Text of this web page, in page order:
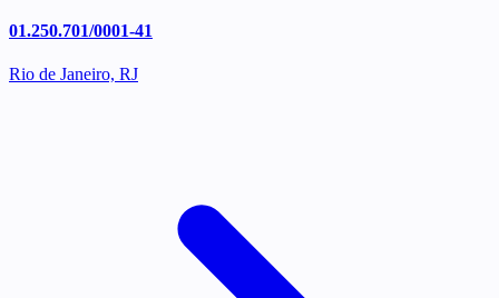
01.250.701/0001-41
Rio de Janeiro, RJ